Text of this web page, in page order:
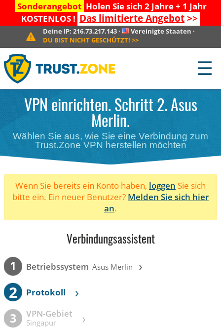
Sonderangebot Holen Sie sich 2 Jahre + 1 Jahr
KOSTENLOS ! Das limitierte Angebot>>
Deine IP: 216.73.217.143· Vereinigte Staaten ·
DU BIST NICHT GESCHÜTZT! >>
☰
VPN einrichten. Schritt 2. Asus
Merlin.
Wählen Sie aus, wie Sie eine Verbindung zum
Trust.Zone VPN herstellen möchten
Wenn Sie bereits ein Konto haben, loggen Sie sich
bitte ein. Ein neuer Benutzer? Melden Sie sich hier
an.
Verbindungsassistent
1 Betriebssystem Asus Merlin ›
2 Protokoll ›
3 VPN-Gebiet
Singapur ›